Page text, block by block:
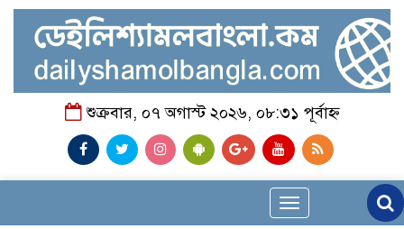
শুক্রবার, ০৭ অগাস্ট ২০২৬, ০৮:৩১ পূর্বাহ্ন
Toggle